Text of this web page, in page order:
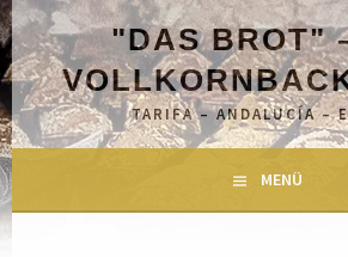
Springe
zum
Inhalt
"DAS BROT"
TARIFA – ANDALUCÍA –
MENÜ